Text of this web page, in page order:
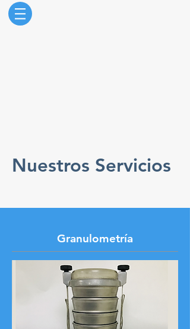
Nuestros Servicios
Granulometría